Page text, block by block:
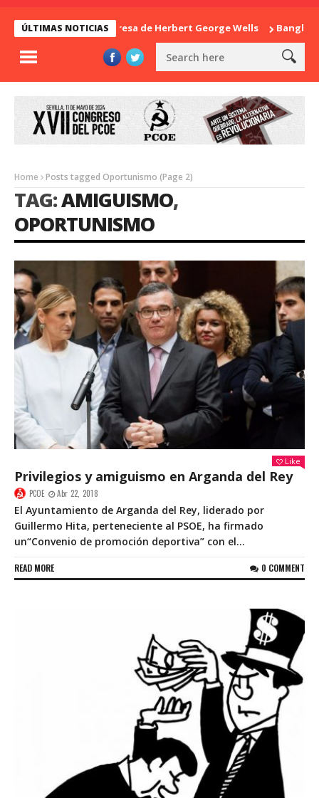
ÚLTIMAS NOTICIAS
La sorpresa de Herbert George Wells Bangladesh:
Home Posts tagged Oportunismo (Page 2)
TAG:AMIGUISMO,
OPORTUNISMO
Like
Privilegios y amiguismo en Arganda del Rey
PCOE Abr 22, 2018
El Ayuntamiento de Arganda del Rey, liderado por
Guillermo Hita, perteneciente al PSOE, ha firmado
un“Convenio de promoción deportiva” con el...
READ MORE 0 COMMENT